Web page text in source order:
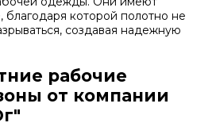
благодаря которой полотно не
создавая надежную
рабочие
от компании